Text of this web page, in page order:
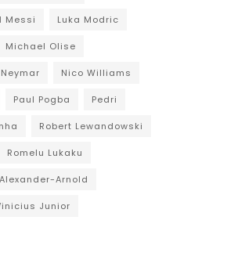
Messi Luka Modric
Michael Olise
Neymar Nico Williams
Paul Pogba Pedri
Robert Lewandowski
Romelu Lukaku
Arnold
Junior